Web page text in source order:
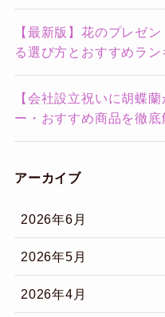
【最新版】花のプレゼ
る選び方とおすすめラン
【会社設立祝いに胡蝶
ー・おすすめ商品を徹底
アーカイブ
2026年6月
2026年5月
2026年4月